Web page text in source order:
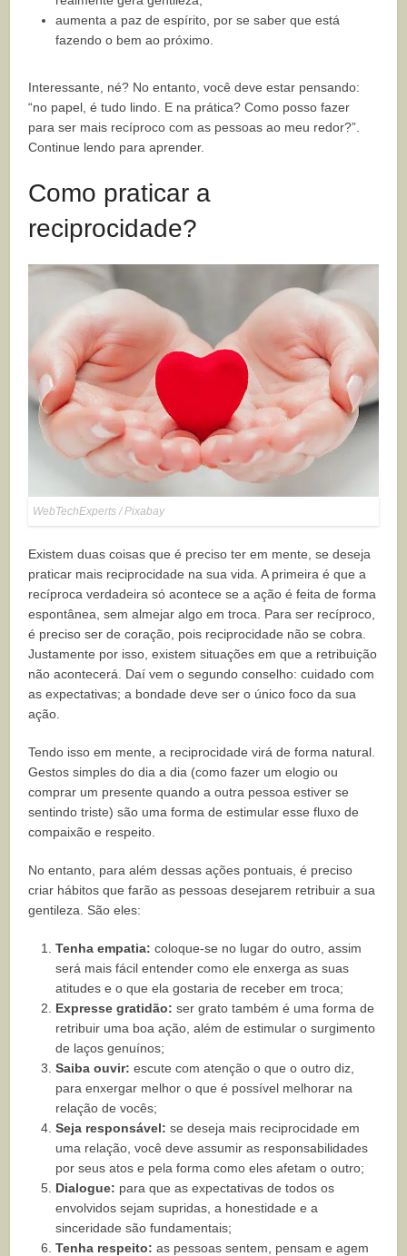
aumenta a paz de espírito, por se saber que está
fazendo o bem ao próximo.
Interessante, né? No entanto, você deve estar pensando:
“no papel, é tudo lindo. E na prática? Como posso fazer
para ser mais recíproco com as pessoas ao meu redor?”.
Continue lendo para aprender.
Como praticar a
reciprocidade?
WebTechExperts / Pixabay
Existem duas coisas que é preciso ter em mente, se deseja
praticar mais reciprocidade na sua vida. A primeira é que a
recíproca verdadeira só acontece se a ação é feita de forma
espontânea, sem almejar algo em troca. Para ser recíproco,
é preciso ser de coração, pois reciprocidade não se cobra.
Justamente por isso, existem situações em que a retribuição
não acontecerá. Daí vem o segundo conselho: cuidado com
as expectativas; a bondade deve ser o único foco da sua
ação.
Tendo isso em mente, a reciprocidade virá de forma natural.
Gestos simples do dia a dia (como fazer um elogio ou
comprar um presente quando a outra pessoa estiver se
sentindo triste) são uma forma de estimular esse fluxo de
compaixão e respeito.
No entanto, para além dessas ações pontuais, é preciso
criar hábitos que farão as pessoas desejarem retribuir a sua
gentileza. São eles:
Tenha empatia: coloque-se no lugar do outro, assim
será mais fácil entender como ele enxerga as suas
atitudes e o que ela gostaria de receber em troca;
Expresse gratidão: ser grato também é uma forma de
retribuir uma boa ação, além de estimular o surgimento
de laços genuínos;
Saiba ouvir: escute com atenção o que o outro diz,
para enxergar melhor o que é possível melhorar na
relação de vocês;
Seja responsável: se deseja mais reciprocidade em
uma relação, você deve assumir as responsabilidades
por seus atos e pela forma como eles afetam o outro;
Dialogue: para que as expectativas de todos os
envolvidos sejam supridas, a honestidade e a
sinceridade são fundamentais;
Tenha respeito: as pessoas sentem, pensam e agem